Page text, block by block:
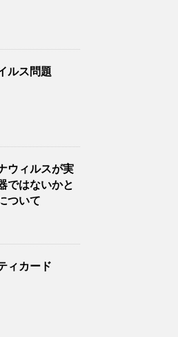
ルス問題
ウィルスが実
ではないかと
ついて
ィカード